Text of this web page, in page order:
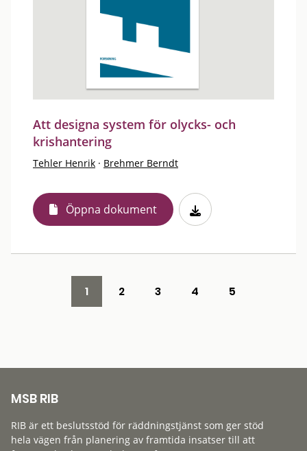
Att designa system för olycks- och
krishantering
Tehler Henrik · Brehmer Berndt
Öppna dokument
1 2 3 4 5
MSB RIB
RIB är ett beslutsstöd för räddningstjänst som ger stöd
hela vägen från planering av framtida insatser till att